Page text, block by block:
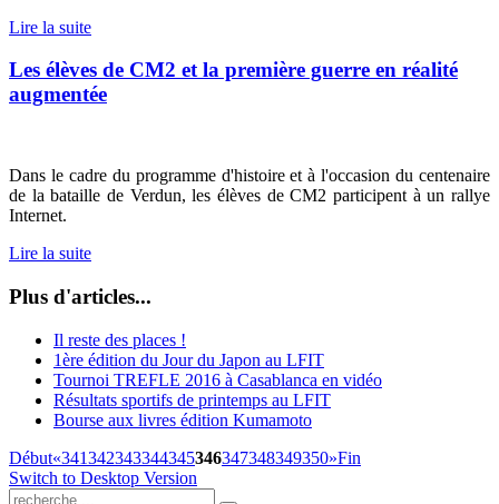
Lire la suite
Les élèves de CM2 et la première guerre en réalité
augmentée
Dans le cadre du programme d'histoire et à l'occasion du centenaire
de la bataille de Verdun, les élèves de CM2 participent à un rallye
Internet.
Lire la suite
Plus d'articles...
Il reste des places !
1ère édition du Jour du Japon au LFIT
Tournoi TREFLE 2016 à Casablanca en vidéo
Résultats sportifs de printemps au LFIT
Bourse aux livres édition Kumamoto
Début«341342343344345346347348349350»Fin
Switch to Desktop Version